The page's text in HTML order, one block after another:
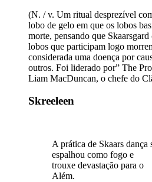
(N. / v. Um ritual desprezível
lobo de gelo em que os lobos
morte, pensando que Skaarsgard
lobos que participam logo
considerada uma doença por
outros. Foi liderado por” The
Liam MacDuncan, o chefe do
Skreeleen
A prática de Skaars dança
espalhou como fogo e
trouxe devastação para o
Além.